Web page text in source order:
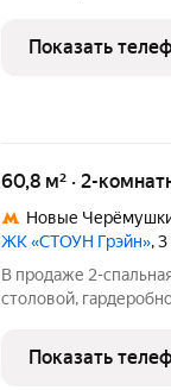
расположенный на
Обручевском районе.
Показать
60,8 м² · 2-
Новые
ЖК «СТОУН Грэйн»,
В продаже 2-
столовой,
каждой комнаты.
семей с 1-2
Показать